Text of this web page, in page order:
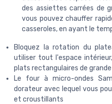
des assiettes carrées de
vous pouvez chauffer
casseroles, en ayant le
Bloquez la rotation du
utiliser tout l'espace
plats rectangulaires de
Le four à micro-ondes
dorateur avec lequel vous
et croustillants